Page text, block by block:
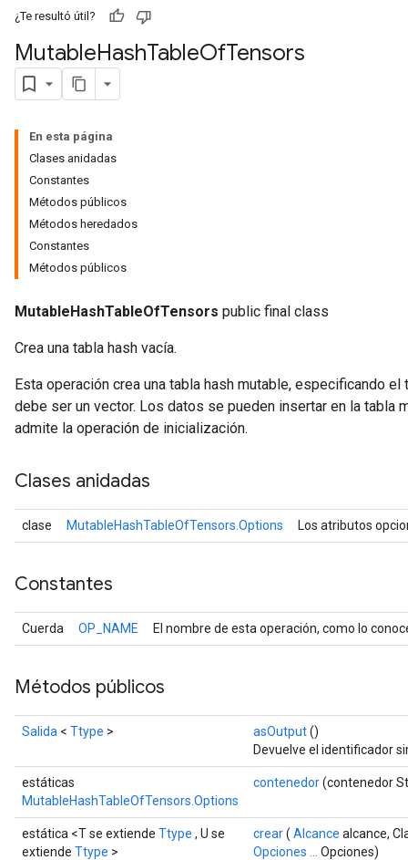
¿Te resultó útil?
MutableHashTableOfTensors
En esta página
Clases anidadas
Constantes
Métodos públicos
Métodos heredados
Constantes
Métodos públicos
MutableHashTableOfTensors public final class
Crea una tabla hash vacía.
Esta operación crea una tabla hash mutable, especificando
debe ser un vector. Los datos se pueden insertar en la tabla
admite la operación de inicialización.
Clases anidadas
clase MutableHashTableOfTensors.Options Los atributos
Constantes
Cuerda OP_NAME El nombre de esta operación, como lo
Métodos públicos
Salida < Ttype > asOutput()
Devuelve el identificador
estáticas
MutableHashTableOfTensors.Options
contenedor(contenedor
estática <T se extiende Ttype , U se
extiende Ttype >
crear( Alcance alcance,
Opciones ...
Opciones)